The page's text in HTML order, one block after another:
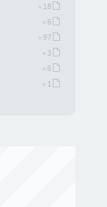
» 18
» 6
» 97
» 3
» 6
» 1